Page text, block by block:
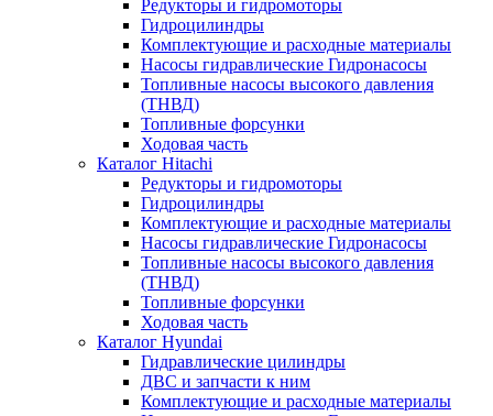
Редукторы и гидромоторы
Гидроцилиндры
Комплектующие и расходные материалы
Насосы гидравлические Гидронасосы
Топливные насосы высокого давления
(ТНВД)
Топливные форсунки
Ходовая часть
Каталог Hitachi
Редукторы и гидромоторы
Гидроцилиндры
Комплектующие и расходные материалы
Насосы гидравлические Гидронасосы
Топливные насосы высокого давления
(ТНВД)
Топливные форсунки
Ходовая часть
Каталог Hyundai
Гидравлические цилиндры
ДВС и запчасти к ним
Комплектующие и расходные материалы